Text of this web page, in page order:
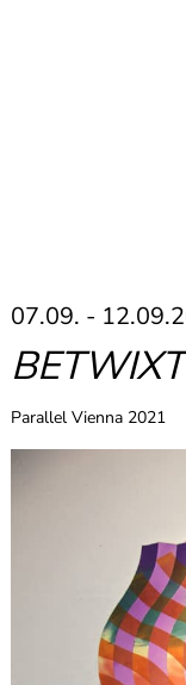
07.09. -
Parallel Vienna 2021